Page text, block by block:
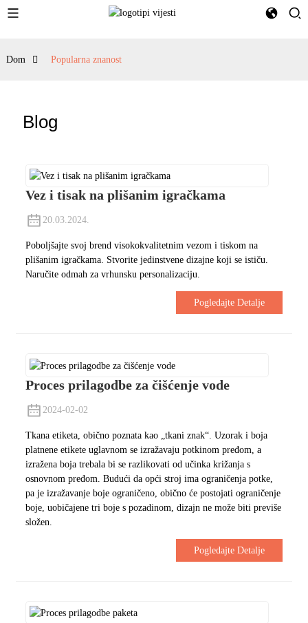
Dom Popularna znanost
Blog
Vez i tisak na plišanim igračkama
20.03.2024.
Poboljšajte svoj brend visokokvalitetnim vezom i tiskom na
plišanim igračkama. Stvorite jedinstvene dizajne koji se ističu.
Naručite odmah za vrhunsku personalizaciju.
Pogledajte Detalje
Proces prilagodbe za čišćenje vode
2024-02-02
Tkana etiketa, obično poznata kao „tkani znak“. Uzorak i boja
platnene etikete uglavnom se izražavaju potkinom pređom, a
izražena boja trebala bi se razlikovati od učinka križanja s
osnovnom pređom. Budući da opći stroj ima ograničenja potke,
pa je izražavanje boje ograničeno, obično će postojati ograničenje
boje, uobičajene tri boje s pozadinom, dizajn ne može biti previše
složen.
Pogledajte Detalje